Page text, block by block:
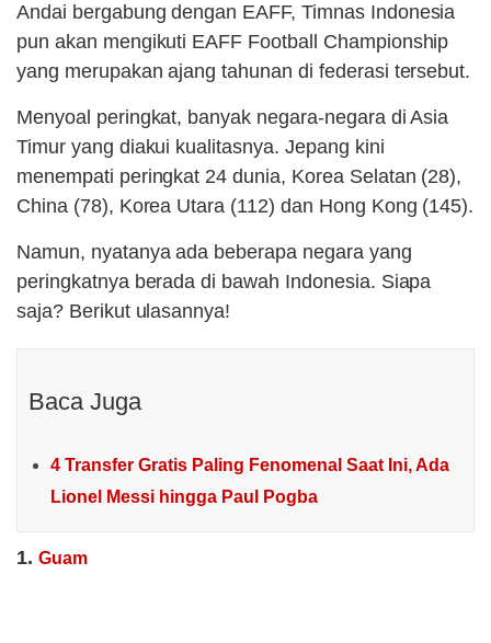
Andai bergabung dengan EAFF, Timnas Indonesia
pun akan mengikuti EAFF Football Championship
yang merupakan ajang tahunan di federasi tersebut.
Menyoal peringkat, banyak negara-negara di Asia
Timur yang diakui kualitasnya. Jepang kini
menempati peringkat 24 dunia, Korea Selatan (28),
China (78), Korea Utara (112) dan Hong Kong (145).
Namun, nyatanya ada beberapa negara yang
peringkatnya berada di bawah Indonesia. Siapa
saja? Berikut ulasannya!
Baca Juga
4 Transfer Gratis Paling Fenomenal Saat Ini, Ada
Lionel Messi hingga Paul Pogba
1. Guam